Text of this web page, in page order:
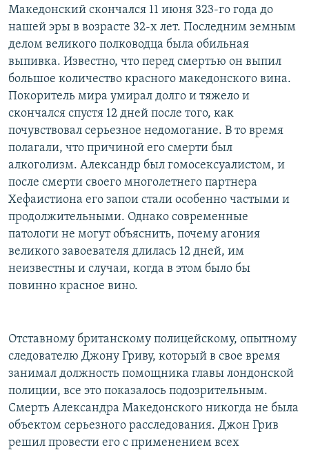
Македонский скончался 11 июня 323-го года до
нашей эры в возрасте 32-х лет. Последним земным
делом великого полководца была обильная
выпивка. Известно, что перед смертью он выпил
большое количество красного македонского вина.
Покоритель мира умирал долго и тяжело и
скончался спустя 12 дней после того, как
почувствовал серьезное недомогание. В то время
полагали, что причиной его смерти был
алкоголизм. Александр был гомосексуалистом, и
после смерти своего многолетнего партнера
Хефаистиона его запои стали особенно частыми и
продолжительными. Однако современные
патологи не могут объяснить, почему агония
великого завоевателя длилась 12 дней, им
неизвестны и случаи, когда в этом было бы
повинно красное вино.
Отставному британскому полицейскому, опытному
следователю Джону Гриву, который в свое время
занимал должность помощника главы лондонской
полиции, все это показалось подозрительным.
Смерть Александра Македонского никогда не была
объектом серьезного расследования. Джон Грив
решил провести его с применением всех